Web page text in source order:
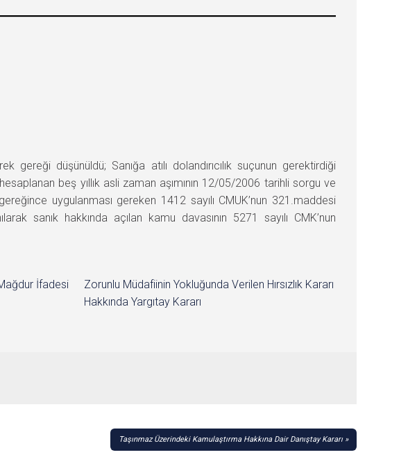
gereği düşünüldü; Sanığa atılı dolandırıcılık suçunun gerektirdiği
beş yıllık asli zaman aşımının 12/05/2006 tarihli sorgu ve
uygulanması gereken 1412 sayılı CMUK’nun 321.maddesi
sanık hakkında açılan kamu davasının 5271 sayılı CMK’nun
İfadesi
Zorunlu Müdafiinin Yokluğunda Verilen Hırsızlık Kararı
Hakkında Yargıtay Kararı
Taşınmaz Üzerindeki Kamulaştırma Hakkına Dair Danıştay Kararı